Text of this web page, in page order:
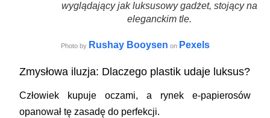
wyglądający jak luksusowy gadżet, stojący na
eleganckim tle.
Photo by Rushay Booysen on Pexels
Zmysłowa iluzja: Dlaczego plastik udaje luksus?
Człowiek kupuje oczami, a rynek e-papierosów
opanował tę zasadę do perfekcji.